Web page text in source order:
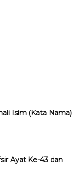
Isim (Kata Nama)
Ayat Ke-43 dan